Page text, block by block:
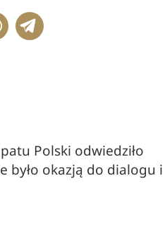
Polski odwiedziło
było okazją do dialogu i